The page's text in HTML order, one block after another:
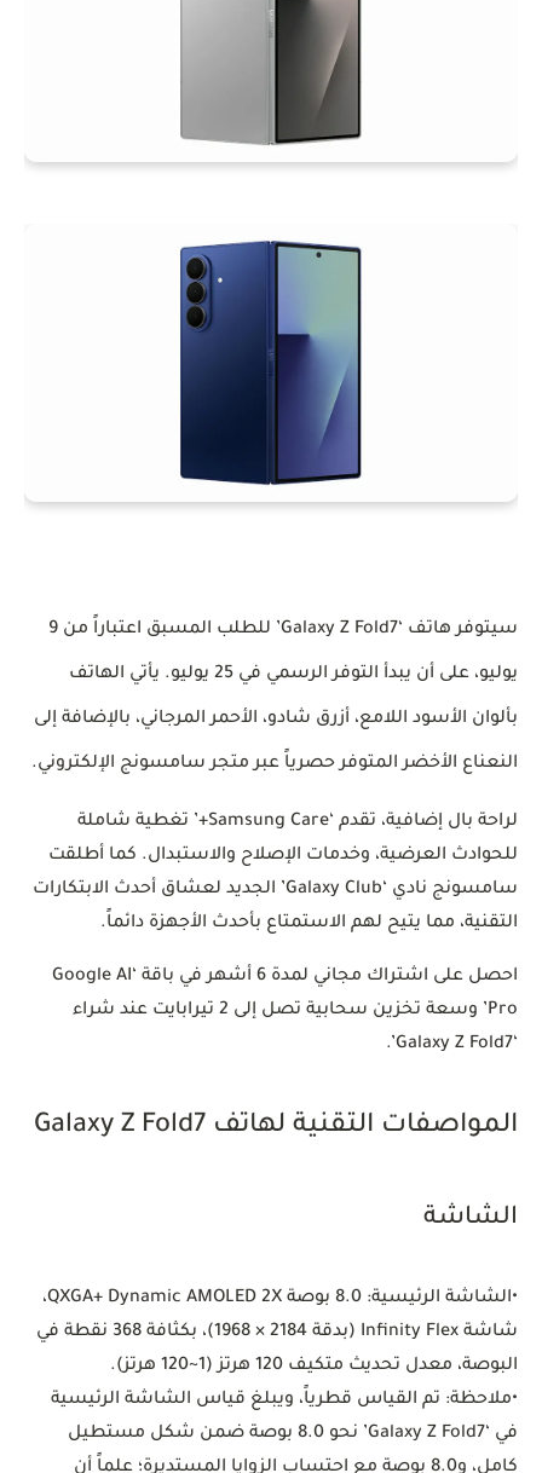
سيتوفر هاتف ‘Galaxy Z Fold7’ للطلب المسبق اعتباراً من 9
يوليو، على أن يبدأ التوفر الرسمي في 25 يوليو. يأتي الهاتف
بألوان الأسود اللامع، أزرق شادو، الأحمر المرجاني، بالإضافة إلى
النعناع الأخضر المتوفر حصرياً عبر متجر سامسونج الإلكتروني.
لراحة بال إضافية، تقدم ‘Samsung Care+’ تغطية شاملة
للحوادث العرضية، وخدمات الإصلاح والاستبدال. كما أطلقت
سامسونج نادي ‘Galaxy Club’ الجديد لعشاق أحدث الابتكارات
التقنية، مما يتيح لهم الاستمتاع بأحدث الأجهزة دائماً.
احصل على اشتراك مجاني لمدة 6 أشهر في باقة ‘Google AI
Pro’ وسعة تخزين سحابية تصل إلى 2 تيرابايت عند شراء
‘Galaxy Z Fold7’.
المواصفات التقنية لهاتف Galaxy Z Fold7
الشاشة
•الشاشة الرئيسية:
8.0 بوصة QXGA+ Dynamic AMOLED 2X،
شاشة Infinity Flex (بدقة 2184 × 1968)، بكثافة 368 نقطة في
البوصة، معدل تحديث متكيف 120 هرتز (1~120 هرتز).
•ملاحظة: تم القياس قطرياً، ويبلغ قياس الشاشة الرئيسية
في ‘Galaxy Z Fold7’ نحو 8.0 بوصة ضمن شكل مستطيل
كامل، و8.0 بوصة مع احتساب الزوايا المستديرة؛ علماً أن